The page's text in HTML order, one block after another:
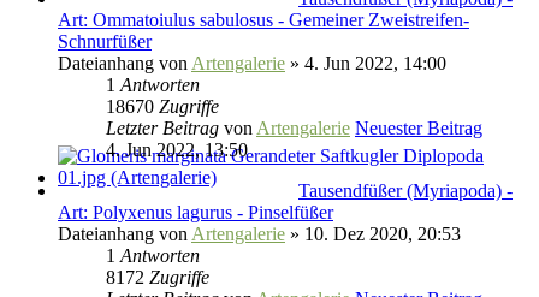
Art: Ommatoiulus sabulosus - Gemeiner Zweistreifen-
Schnurfüßer
Dateianhang von Artengalerie » 4. Jun 2022, 14:00
1 Antworten
18670 Zugriffe
Letzter Beitrag von Artengalerie Neuester Beitrag
4. Jun 2022, 13:50
Tausendfüßer (Myriapoda) -
Art: Polyxenus lagurus - Pinselfüßer
Dateianhang von Artengalerie » 10. Dez 2020, 20:53
1 Antworten
8172 Zugriffe